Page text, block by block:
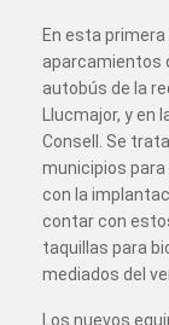
En esta
aparcamientos
autobús de la
Llucmajor, y
Consell. Se
municipios
con la
contar con
taquillas para
mediados del
Los nuevos